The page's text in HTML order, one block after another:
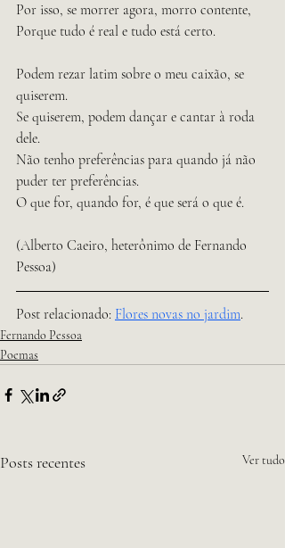
Por isso, se morrer agora, morro contente,
Porque tudo é real e tudo está certo.
Podem rezar latim sobre o meu caixão, se
quiserem.
Se quiserem, podem dançar e cantar à roda
dele.
Não tenho preferências para quando já não
puder ter preferências.
O que for, quando for, é que será o que é.
(Alberto Caeiro, heterônimo de Fernando
Pessoa)
Post relacionado: Flores novas no jardim.
Fernando Pessoa
Poemas
Posts recentes Ver tudo